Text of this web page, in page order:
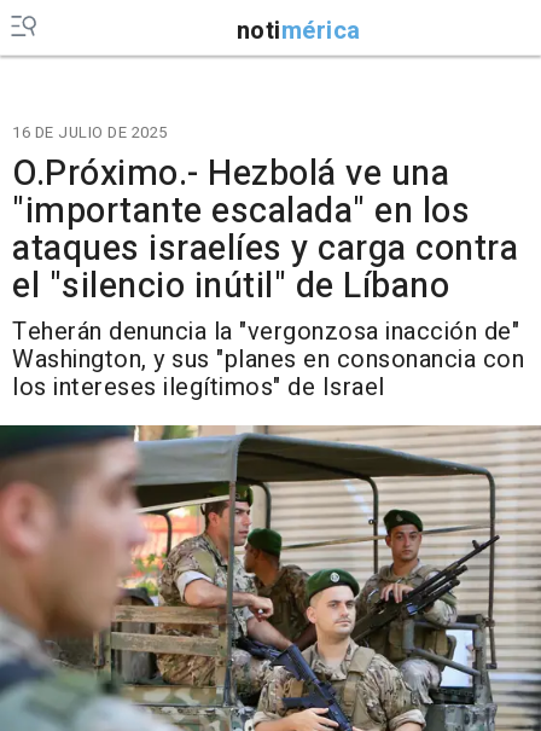
notimérica
16 DE JULIO DE 2025
O.Próximo.- Hezbolá ve una
"importante escalada" en los
ataques israelíes y carga contra
el "silencio inútil" de Líbano
Teherán denuncia la "vergonzosa inacción de"
Washington, y sus "planes en consonancia con
los intereses ilegítimos" de Israel